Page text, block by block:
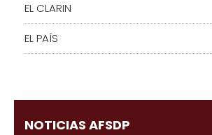
EL CLARIN
EL PAÍS
NOTICIAS AFSDP